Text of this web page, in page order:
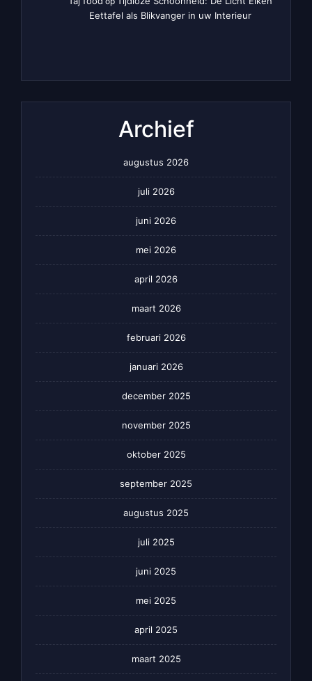
Eettafel als Blikvanger in uw Interieur
Archief
augustus 2026
juli 2026
juni 2026
mei 2026
april 2026
maart 2026
februari 2026
januari 2026
december 2025
november 2025
oktober 2025
september 2025
augustus 2025
juli 2025
juni 2025
mei 2025
april 2025
maart 2025